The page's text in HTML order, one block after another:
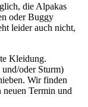
die Alpakas
oder Buggy
leider auch nicht,
Kleidung.
oder Sturm)
Wir finden
neuen Termin und